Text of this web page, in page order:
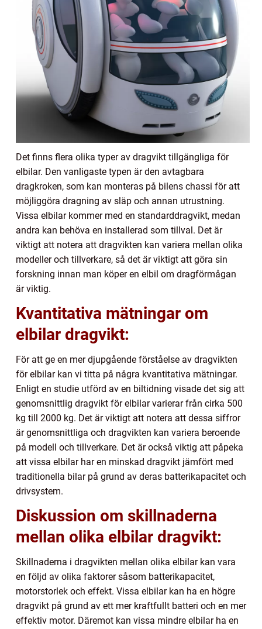
Det finns flera olika typer av dragvikt tillgängliga för
elbilar. Den vanligaste typen är den avtagbara
dragkroken, som kan monteras på bilens chassi för att
möjliggöra dragning av släp och annan utrustning.
Vissa elbilar kommer med en standarddragvikt, medan
andra kan behöva en installerad som tillval. Det är
viktigt att notera att dragvikten kan variera mellan olika
modeller och tillverkare, så det är viktigt att göra sin
forskning innan man köper en elbil om dragförmågan
är viktig.
Kvantitativa mätningar om
elbilar dragvikt:
För att ge en mer djupgående förståelse av dragvikten
för elbilar kan vi titta på några kvantitativa mätningar.
Enligt en studie utförd av en biltidning visade det sig att
genomsnittlig dragvikt för elbilar varierar från cirka 500
kg till 2000 kg. Det är viktigt att notera att dessa siffror
är genomsnittliga och dragvikten kan variera beroende
på modell och tillverkare. Det är också viktig att påpeka
att vissa elbilar har en minskad dragvikt jämfört med
traditionella bilar på grund av deras batterikapacitet och
drivsystem.
Diskussion om skillnaderna
mellan olika elbilar dragvikt:
Skillnaderna i dragvikten mellan olika elbilar kan vara
en följd av olika faktorer såsom batterikapacitet,
motorstorlek och effekt. Vissa elbilar kan ha en högre
dragvikt på grund av ett mer kraftfullt batteri och en mer
effektiv motor. Däremot kan vissa mindre elbilar ha en